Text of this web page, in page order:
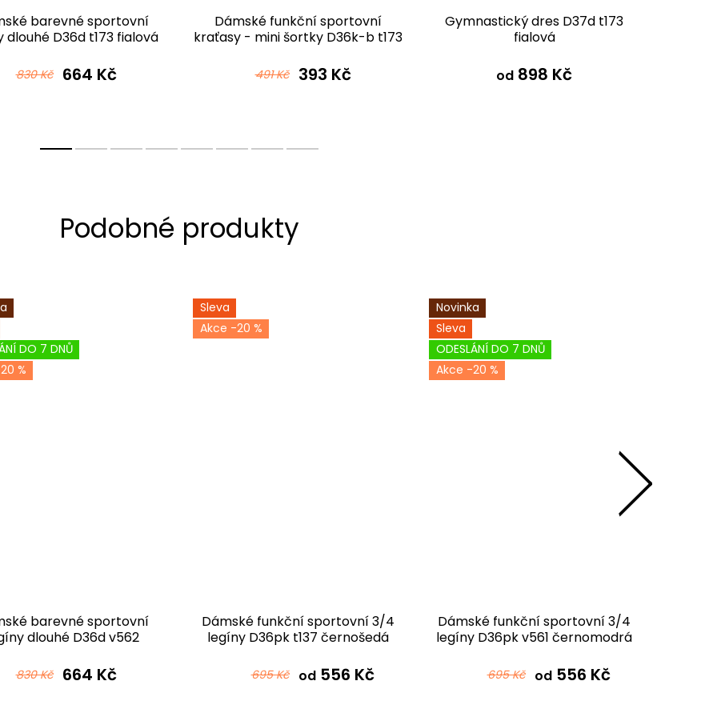
barevné sportovní
dlouhé D36d t173 fialová
830 Kč 664 Kč
Dámské funkční sportovní
kraťasy - mini šortky D36k-b t173
491 Kč 393 Kč
Gymnastický dres D37d t173
fialová
od 898 Kč
DO 7 DNŮ
%
barevné sportovní
dlouhé D36d v562
830 Kč 664 Kč
Sleva
-20 %
Dámské funkční sportovní 3/4
legíny D36pk t137 černošedá
695 Kč od556 Kč
Novinka
Sleva
ODESLÁNÍ DO 7 DNŮ
-20 %
Dámské funkční sportovní 3/4
legíny D36pk v561 černomodrá
695 Kč od556 Kč